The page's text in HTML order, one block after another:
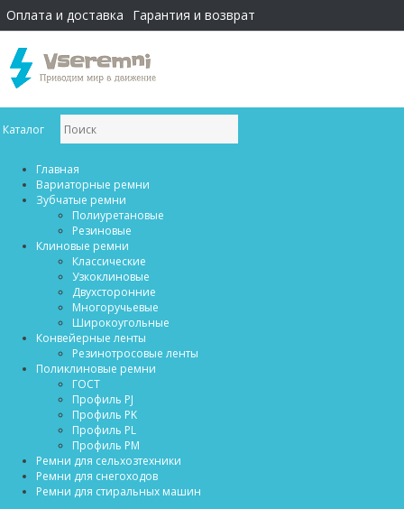
Оплата и доставка Гарантия и возврат
Каталог
Главная
Вариаторные ремни
Зубчатые ремни
Полиуретановые
Резиновые
Клиновые ремни
Классические
Узкоклиновые
Двухсторонние
Многоручьевые
Широкоугольные
Конвейерные ленты
Резинотросовые ленты
Поликлиновые ремни
ГОСТ
Профиль PJ
Профиль PK
Профиль PL
Профиль PM
Ремни для сельхозтехники
Ремни для снегоходов
Ремни для стиральных машин